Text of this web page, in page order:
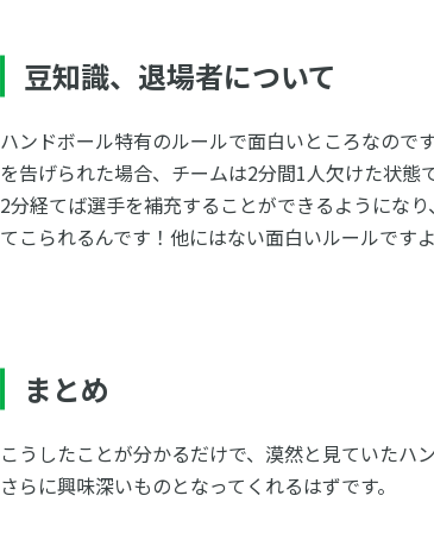
豆知識、退場者について
ハンドボール特有のルールで面白いところなので
を告げられた場合、チームは2分間1人欠けた状態
2分経てば選手を補充することができるようにな
てこられるんです！他にはない面白いルールですよ
まとめ
こうしたことが分かるだけで、漠然と見ていたハ
さらに興味深いものとなってくれるはずです。